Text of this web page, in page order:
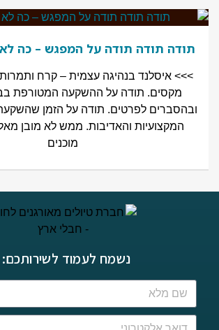
תודה תודה תודה על המפגש – כה לא
>>> איסלנד בנהיגה עצמית – קרח
מקסים. תודה על ההשקעה המטורפת
ובהסברים לפרטים. תודה על הזמן
המקצועיות והאדיבות. ממש לא מובן
מוכנים
נשמח לעמוד לשירותכם: